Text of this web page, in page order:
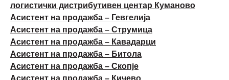
логистички дистрибутивен центар Куманово
Асистент на продажба – Гевгелија
Асистент на продажба – Струмица
Асистент на продажба – Кавадарци
Асистент на продажба – Битола
Асистент на продажба – Скопје
Асистент на продажба – Кичево